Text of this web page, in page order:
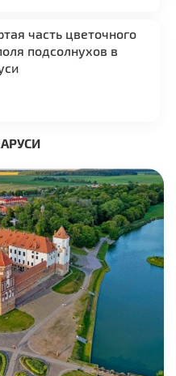
часть цветочного
подсолнухов в